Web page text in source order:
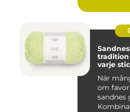
Sandnes
tradition
varje
När
om
sandnes